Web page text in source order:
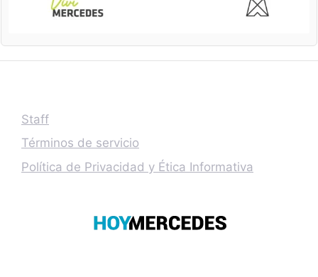
Staff
Términos de servicio
Política de Privacidad y Ética Informativa